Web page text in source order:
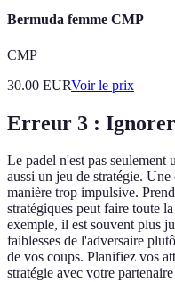
Bermuda femme CMP
CMP
30.00 EURVoir le prix
Erreur 3 :
Le padel n'est pas seulement
aussi un jeu de stratégie.
manière trop impulsive.
stratégiques peut faire toute
exemple, il est souvent plus
faiblesses de l'adversaire
de vos coups. Planifiez vos
stratégie avec votre